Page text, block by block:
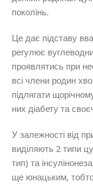
поколінь.
Це дає підставу
регулює
проявлятись при
всі члени родин
підлягати
них діабету та
У залежності від
виділяють 2 типи
тип) та
ще юнацьким,